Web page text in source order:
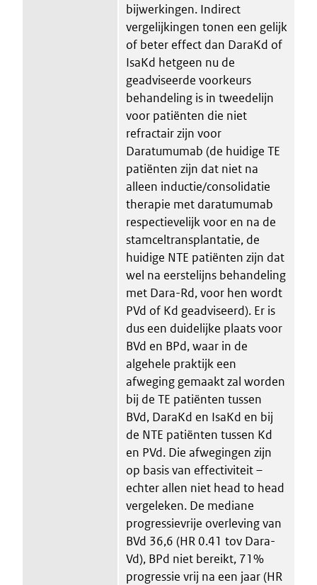
bijwerkingen. Indirect
vergelijkingen tonen een gelijk
of beter effect dan DaraKd of
IsaKd hetgeen nu de
geadviseerde voorkeurs
behandeling is in tweedelijn
voor patiënten die niet
refractair zijn voor
Daratumumab (de huidige TE
patiënten zijn dat niet na
alleen inductie/consolidatie
therapie met daratumumab
respectievelijk voor en na de
stamceltransplantatie, de
huidige NTE patiënten zijn dat
wel na eerstelijns behandeling
met Dara-Rd, voor hen wordt
PVd of Kd geadviseerd). Er is
dus een duidelijke plaats voor
BVd en BPd, waar in de
algehele praktijk een
afweging gemaakt zal worden
bij de TE patiënten tussen
BVd, DaraKd en IsaKd en bij
de NTE patiënten tussen Kd
en PVd. Die afwegingen zijn
op basis van effectiviteit –
echter allen niet head to head
vergeleken. De mediane
progressievrije overleving van
BVd 36,6 (HR 0.41 tov Dara-
Vd), BPd niet bereikt, 71%
progressie vrij na een jaar (HR